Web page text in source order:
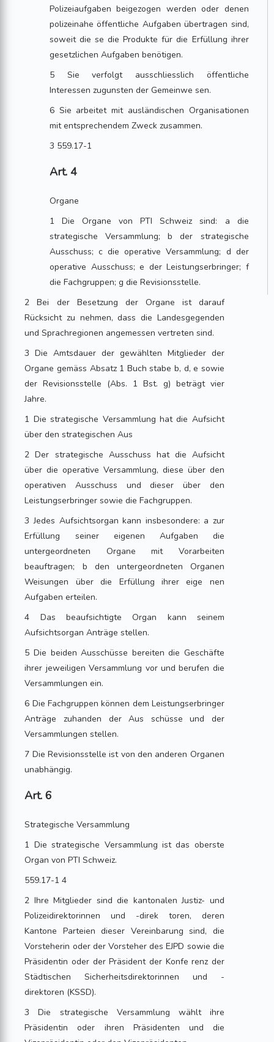
Polizeiaufgaben beigezogen werden oder denen
polizeinahe öffentliche Aufgaben übertragen sind,
soweit die se die Produkte für die Erfüllung ihrer
gesetzlichen Aufgaben benötigen.
5 Sie verfolgt ausschliesslich öffentliche
Interessen zugunsten der Gemeinwe sen.
6 Sie arbeitet mit ausländischen Organisationen
mit entsprechendem Zweck zusammen.
3 559.17-1
Art. 4
Organe
1 Die Organe von PTI Schweiz sind: a die
strategische Versammlung; b der strategische
Ausschuss; c die operative Versammlung; d der
operative Ausschuss; e der Leistungserbringer; f
die Fachgruppen; g die Revisionsstelle.
2 Bei der Besetzung der Organe ist darauf
Rücksicht zu nehmen, dass die Landesgegenden
und Sprachregionen angemessen vertreten sind.
3 Die Amtsdauer der gewählten Mitglieder der
Organe gemäss Absatz 1 Buch stabe b, d, e sowie
der Revisionsstelle (Abs. 1 Bst. g) beträgt vier
Jahre.
1 Die strategische Versammlung hat die Aufsicht
über den strategischen Aus
2 Der strategische Ausschuss hat die Aufsicht
über die operative Versammlung, diese über den
operativen Ausschuss und dieser über den
Leistungserbringer sowie die Fachgruppen.
3 Jedes Aufsichtsorgan kann insbesondere: a zur
Erfüllung seiner eigenen Aufgaben die
untergeordneten Organe mit Vorarbeiten
beauftragen; b den untergeordneten Organen
Weisungen über die Erfüllung ihrer eige nen
Aufgaben erteilen.
4 Das beaufsichtigte Organ kann seinem
Aufsichtsorgan Anträge stellen.
5 Die beiden Ausschüsse bereiten die Geschäfte
ihrer jeweiligen Versammlung vor und berufen die
Versammlungen ein.
6 Die Fachgruppen können dem Leistungserbringer
Anträge zuhanden der Aus schüsse und der
Versammlungen stellen.
7 Die Revisionsstelle ist von den anderen Organen
unabhängig.
Art. 6
Strategische Versammlung
1 Die strategische Versammlung ist das oberste
Organ von PTI Schweiz.
559.17-1 4
2 Ihre Mitglieder sind die kantonalen Justiz- und
Polizeidirektorinnen und -direk toren, deren
Kantone Parteien dieser Vereinbarung sind, die
Vorsteherin oder der Vorsteher des EJPD sowie die
Präsidentin oder der Präsident der Konfe renz der
Städtischen Sicherheitsdirektorinnen und -
direktoren (KSSD).
3 Die strategische Versammlung wählt ihre
Präsidentin oder ihren Präsidenten und die